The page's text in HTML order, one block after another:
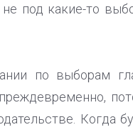
под какие-то
по выборам
Когда